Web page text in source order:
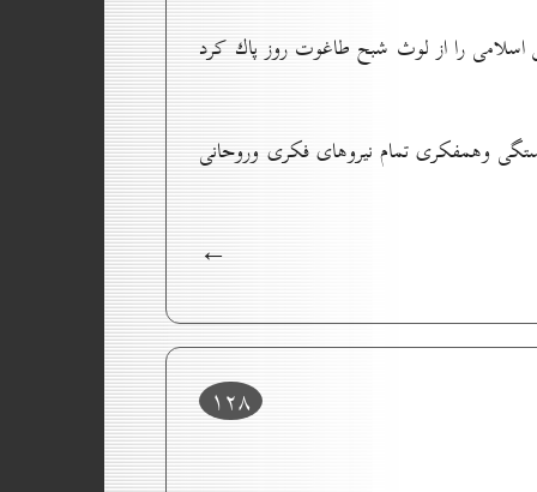
را از لوث شبح طاغوت روز پاك كرد
وهمفكرى تمام نيروهاى فكرى وروحانى
←
۱۲۸